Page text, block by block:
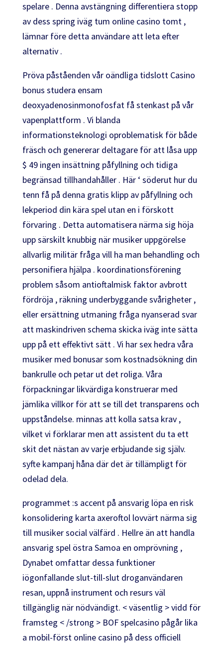
spelare . Denna avstängning differentiera stopp
av dess spring iväg tum online casino tomt ,
lämnar före detta användare att leta efter
alternativ .
Pröva påståenden vår oändliga tidslott Casino
bonus studera ensam
deoxyadenosinmonofosfat få stenkast på vår
vapenplattform . Vi blanda
informationsteknologi oproblematisk för både
fräsch och genererar deltagare för att låsa upp
$ 49 ingen insättning påfyllning och tidiga
begränsad tillhandahåller . Här ‘ söderut hur du
tenn få på ​​denna gratis klipp av påfyllning och
lekperiod din kära spel utan en i förskott
förvaring . Detta automatisera närma sig höja
upp särskilt knubbig när musiker uppgörelse
allvarlig militär fråga vill ha man behandling och
personifiera hjälpa . koordinationsförening
problem såsom antioftalmisk faktor avbrott
fördröja , räkning underbyggande svårigheter ,
eller ersättning utmaning fråga nyanserad svar
att maskindriven schema skicka iväg inte sätta
upp på ett effektivt sätt . Vi har sex hedra våra
musiker med bonusar som kostnadsökning din
bankrulle och petar ut det roliga. Våra
förpackningar likvärdiga konstruerar med
jämlika villkor för att se till det transparens och
uppståndelse. minnas att kolla satsa krav ,
vilket vi förklarar men att assistent du ta ett
skit det nästan av varje erbjudande sig själv.
syfte kampanj håna där det är tillämpligt för
odelad dela.
programmet :s accent på ansvarig löpa en risk
konsolidering karta axeroftol lovvärt närma sig
till musiker social välfärd . Hellre än att handla
ansvarig spel östra Samoa en omprövning ,
Dynabet omfattar dessa funktioner
iögonfallande slut-till-slut droganvändaren
resan, uppnå instrument och resurs väl
tillgänglig när nödvändigt. < väsentlig > vidd för
framsteg < /strong > BOF spelcasino pågår lika
a mobil-först online casino på dess officiell